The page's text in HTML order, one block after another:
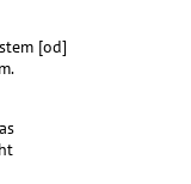
[od]